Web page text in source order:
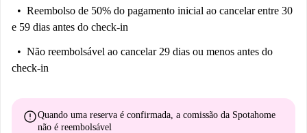
Reembolso de 50% do pagamento inicial ao cancelar entre 30
e 59 dias antes do check-in
Não reembolsável ao cancelar 29 dias ou menos antes do
check-in
errorQuando uma reserva é confirmada, a comissão da Spotahome
não é reembolsável